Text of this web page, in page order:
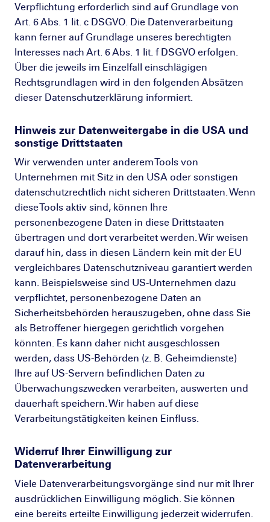
Verpflichtung erforderlich sind auf Grundlage von
Art. 6 Abs. 1 lit. c DSGVO. Die Datenverarbeitung
kann ferner auf Grundlage unseres berechtigten
Interesses nach Art. 6 Abs. 1 lit. f DSGVO erfolgen.
Über die jeweils im Einzelfall einschlägigen
Rechtsgrundlagen wird in den folgenden Absätzen
dieser Datenschutzerklärung informiert.
Hinweis zur Datenweitergabe in die USA und
sonstige Drittstaaten
Wir verwenden unter anderem Tools von
Unternehmen mit Sitz in den USA oder sonstigen
datenschutzrechtlich nicht sicheren Drittstaaten. Wenn
diese Tools aktiv sind, können Ihre
personenbezogene Daten in diese Drittstaaten
übertragen und dort verarbeitet werden. Wir weisen
darauf hin, dass in diesen Ländern kein mit der EU
vergleichbares Datenschutzniveau garantiert werden
kann. Beispielsweise sind US-Unternehmen dazu
verpflichtet, personenbezogene Daten an
Sicherheitsbehörden herauszugeben, ohne dass Sie
als Betroffener hiergegen gerichtlich vorgehen
könnten. Es kann daher nicht ausgeschlossen
werden, dass US-Behörden (z. B. Geheimdienste)
Ihre auf US-Servern befindlichen Daten zu
Überwachungszwecken verarbeiten, auswerten und
dauerhaft speichern. Wir haben auf diese
Verarbeitungstätigkeiten keinen Einfluss.
Widerruf Ihrer Einwilligung zur
Datenverarbeitung
Viele Datenverarbeitungsvorgänge sind nur mit Ihrer
ausdrücklichen Einwilligung möglich. Sie können
eine bereits erteilte Einwilligung jederzeit widerrufen.